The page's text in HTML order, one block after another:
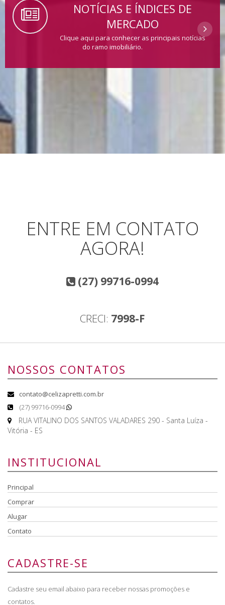
NOTÍCIAS E ÍNDICES DE
MERCADO
Clique aqui para conhecer as principais notícias
do ramo imobiliário.
ENTRE EM CONTATO
AGORA!
(27) 99716-0994
CRECI: 7998-F
NOSSOS CONTATOS
contato@celizapretti.com.br
(27) 99716-0994
RUA VITALINO DOS SANTOS VALADARES 290 - Santa Luíza -
Vitória - ES
INSTITUCIONAL
Principal
Comprar
Alugar
Contato
CADASTRE-SE
Cadastre seu email abaixo para receber nossas promoções e
contatos.